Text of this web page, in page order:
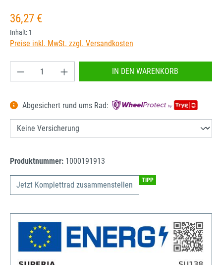
Regulärer Preis:
36,27 €
Inhalt: 1
Preise inkl. MwSt. zzgl. Versandkosten
Produkt Anzahl: Gib den gewünschten Wert
IN DEN WARENKORB
Abgesichert rund ums Rad:
Produktnummer: 1000191913
Jetzt Komplettrad zusammenstellen TIPP